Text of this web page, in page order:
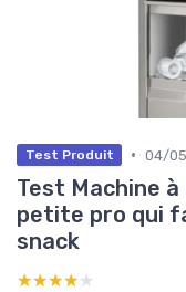
Test Produit • 04/
Test Machine
petite pro qui
snack
★★★★★
★★★★★